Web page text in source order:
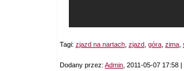
Tagi: zjazd na nartach zjazd góra zima
Dodany przez: Admin , 2011-05-07 17:58